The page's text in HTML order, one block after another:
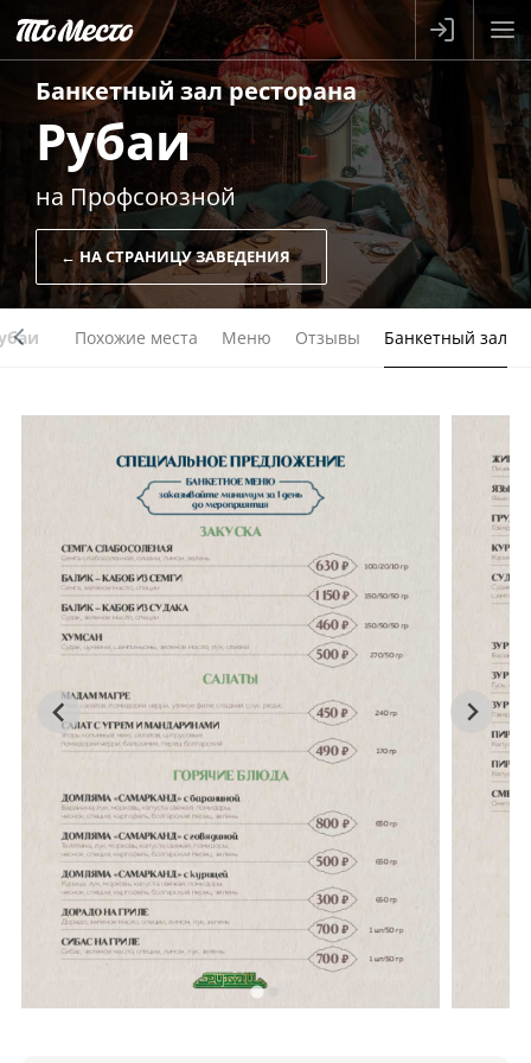
Банкетный залресторана
Рубаи
на Профсоюзной
← НА СТРАНИЦУ ЗАВЕДЕНИЯ
Похожие места Меню Отзывы Банкетный зал